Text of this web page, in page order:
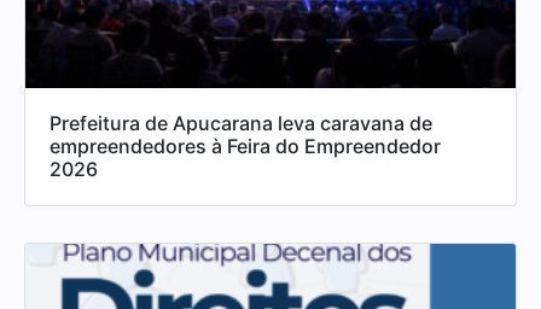
Prefeitura de Apucarana leva caravana de
empreendedores à Feira do Empreendedor
2026